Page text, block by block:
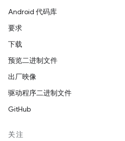
Android 代码库
要求
下载
预览二进制文件
出厂映像
驱动程序二进制文件
GitHub
关注